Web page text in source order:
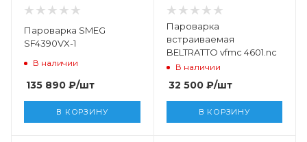
Пароварка SMEG
SF4390VX-1
В наличии
135 890 ₽/шт
В КОРЗИНУ
Пароварка
встраиваемая
BELTRATTO vfmc 4601.nc
В наличии
32 500₽/шт
В КОРЗИНУ